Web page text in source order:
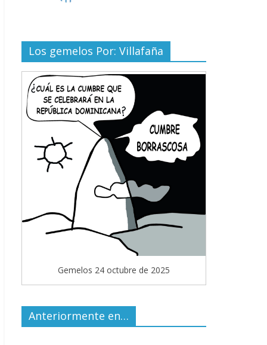
Los gemelos Por: Villafaña
Gemelos 24 octubre de 2025
Anteriormente en…